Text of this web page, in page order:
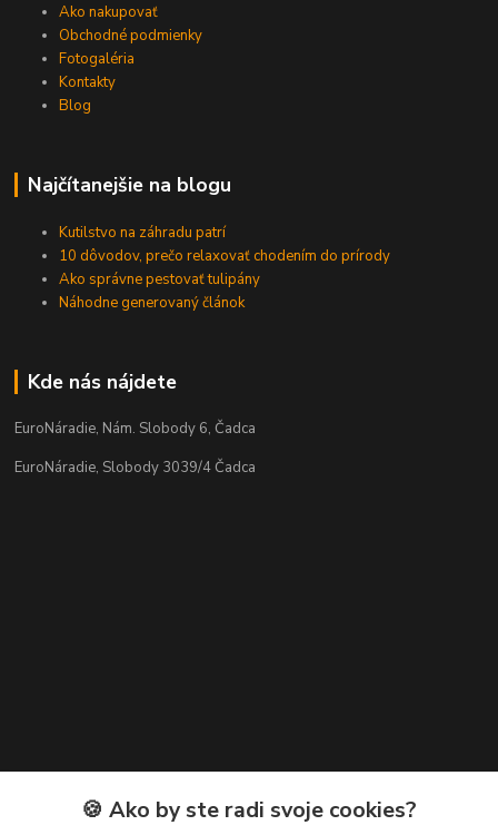
Ako nakupovať
Obchodné podmienky
Fotogaléria
Kontakty
Blog
Najčítanejšie na blogu
Kutilstvo na záhradu patrí
10 dôvodov, prečo relaxovať chodením do prírody
Ako správne pestovať tulipány
Náhodne generovaný článok
Kde nás nájdete
EuroNáradie, Nám. Slobody 6, Čadca
EuroNáradie, Slobody 3039/4 Čadca
Kontakty
🍪 Ako by ste radi svoje cookies?